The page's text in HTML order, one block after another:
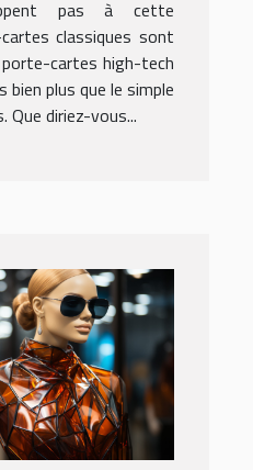
pas à cette
classiques sont
cartes high-tech
plus que le simple
Que diriez-vous...